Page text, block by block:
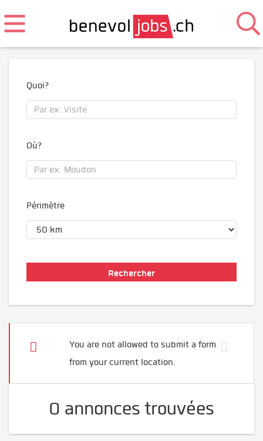
Quoi?
Où?
Périmètre
You are not allowed to submit a form
from your current location.
0 annonces trouvées